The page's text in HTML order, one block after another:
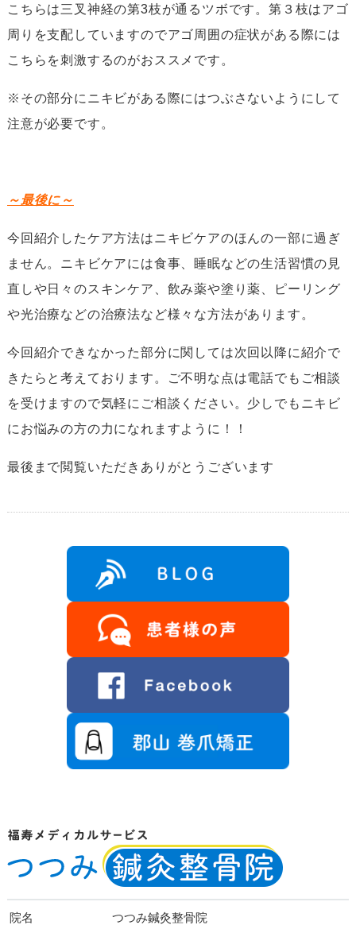
こちらは三叉神経の第3枝が通るツボです。第３枝はアゴ
周りを支配していますのでアゴ周囲の症状がある際には
こちらを刺激するのがおススメです。
※その部分にニキビがある際にはつぶさないようにして
注意が必要です。
～最後に～
今回紹介したケア方法はニキビケアのほんの一部に過ぎ
ません。ニキビケアには食事、睡眠などの生活習慣の見
直しや日々のスキンケア、飲み薬や塗り薬、ピーリング
や光治療などの治療法など様々な方法があります。
今回紹介できなかった部分に関しては次回以降に紹介で
きたらと考えております。ご不明な点は電話でもご相談
を受けますので気軽にご相談ください。少しでもニキビ
にお悩みの方の力になれますように！！
最後まで閲覧いただきありがとうございます
院名 つつみ鍼灸整骨院